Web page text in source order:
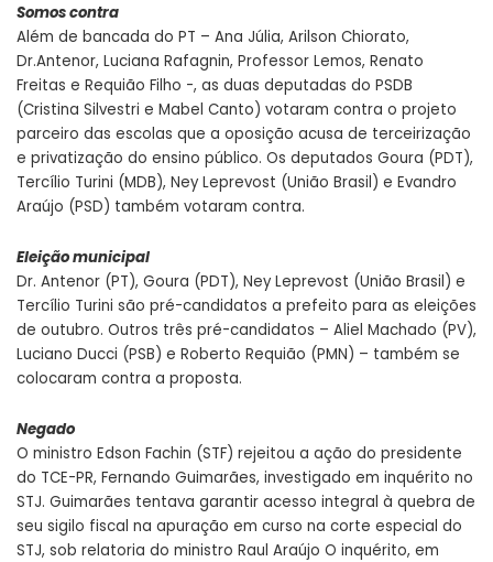
Somos contra
Além de bancada do PT – Ana Júlia, Arilson Chiorato,
Dr.Antenor, Luciana Rafagnin, Professor Lemos, Renato
Freitas e Requião Filho -, as duas deputadas do PSDB
(Cristina Silvestri e Mabel Canto) votaram contra o projeto
parceiro das escolas que a oposição acusa de terceirização
e privatização do ensino público. Os deputados Goura (PDT),
Tercílio Turini (MDB), Ney Leprevost (União Brasil) e Evandro
Araújo (PSD) também votaram contra.
Eleição municipal
Dr. Antenor (PT), Goura (PDT), Ney Leprevost (União Brasil) e
Tercílio Turini são pré-candidatos a prefeito para as eleições
de outubro. Outros três pré-candidatos – Aliel Machado (PV),
Luciano Ducci (PSB) e Roberto Requião (PMN) – também se
colocaram contra a proposta.
Negado
O ministro Edson Fachin (STF) rejeitou a ação do presidente
do TCE-PR, Fernando Guimarães, investigado em inquérito no
STJ. Guimarães tentava garantir acesso integral à quebra de
seu sigilo fiscal na apuração em curso na corte especial do
STJ, sob relatoria do ministro Raul Araújo O inquérito, em